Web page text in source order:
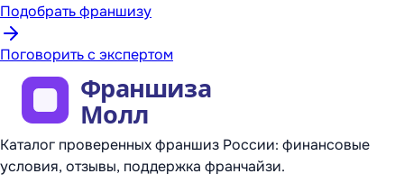
Подобрать франшизу
Поговорить с экспертом
Каталог проверенных франшиз России: финансовые
условия, отзывы, поддержка франчайзи.